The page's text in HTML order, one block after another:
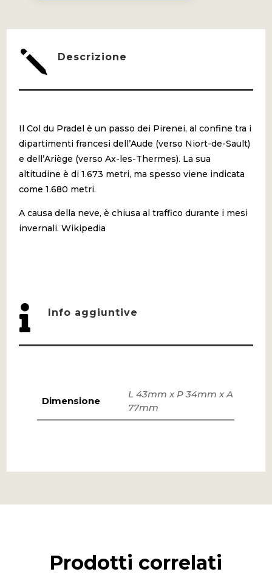
THERMES
j Descrizione
Il Col du Pradel è un passo dei Pirenei, al confine tra i
dipartimenti francesi dell’Aude (verso Niort-de-Sault)
e dell’Ariège (verso Ax-les-Thermes). La sua
altitudine è di 1.673 metri, ma spesso viene indicata
come 1.680 metri.
A causa della neve, è chiusa al traffico durante i mesi
invernali. Wikipedia
 Info aggiuntive
Dimensione
L 43mm x P 34mm x A
77mm
Prodotti correlati